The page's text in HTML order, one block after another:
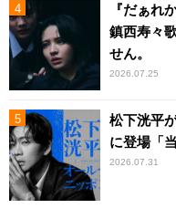
『だぁれ
鎮西寿々
せん。
2026.07.25
松下洸平
に登場「
2026.07.31